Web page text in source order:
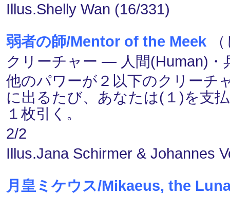
Illus.Shelly Wan (16/331)
弱者の師/Mentor of the Meek
クリーチャー ― 人間(Human)
他のパワーが２以下のクリーチ
に出るたび、あなたは(１)を支
１枚引く。
2/2
Illus.Jana Schirmer & Johannes
月皇ミケウス/Mikaeus, the